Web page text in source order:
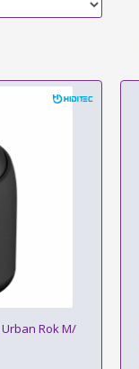
Rok M/